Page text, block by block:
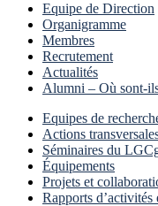
Equipe de Direction
Organigramme
Membres
Recrutement
Actualités
Alumni – Où sont-
Equipes de
Actions
Séminaires du
Équipements
Projets et
Rapports d’activités